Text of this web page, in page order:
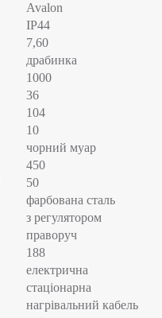
Avalon
IP44
7,60
драбинка
1000
36
104
10
чорний муар
450
50
фарбована сталь
з регулятором
праворуч
188
електрична
стаціонарна
нагрівальний кабель